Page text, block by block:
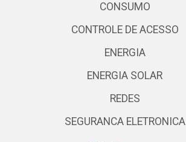
CONSUMO
CONTROLE DE ACESSO
ENERGIA
ENERGIA SOLAR
REDES
SEGURANCA ELETRONICA